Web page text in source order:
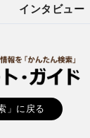
インタビュー
」に戻る